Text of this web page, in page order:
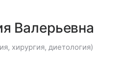
Валерьевна
хирургия, диетология)